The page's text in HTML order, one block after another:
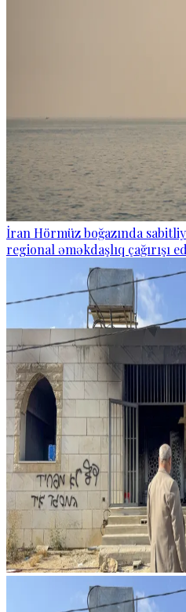
İran Hörmüz boğazında
regional əməkdaşlıq çağırışı